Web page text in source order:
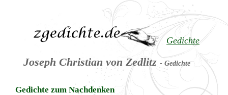
Gedichte
Joseph Christian von Zedlitz- Gedichte
Gedichte zum Nachdenken